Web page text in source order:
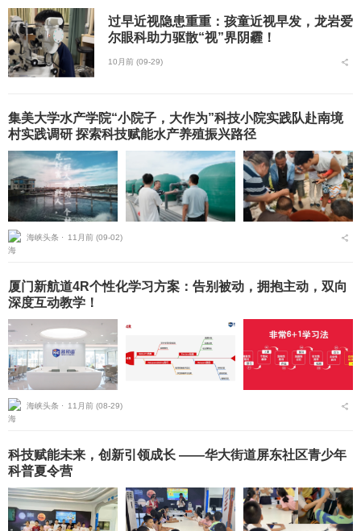
过早近视隐患重重：孩童近视早发，龙岩爱
尔眼科助力驱散“视”界阴霾！
10月前 (09-29)
集美大学水产学院“小院子，大作为”科技小院实践队赴南境
村实践调研 探索科技赋能水产养殖振兴路径
海峡头条 ⋅ 11月前 (09-02)
厦门新航道4R个性化学习方案：告别被动，拥抱主动，双向
深度互动教学！
海峡头条 ⋅ 11月前 (08-29)
科技赋能未来，创新引领成长 ——华大街道屏东社区青少年
科普夏令营